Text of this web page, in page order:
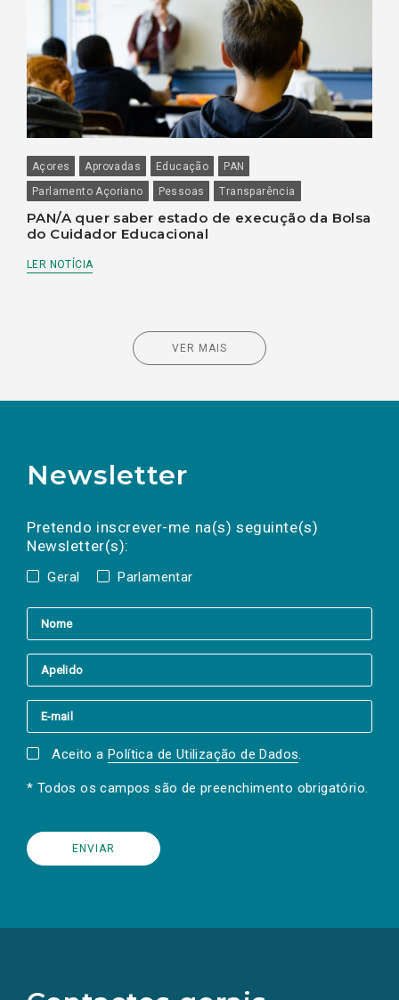
Açores Aprovadas Educação
PAN
Parlamento Açoriano
Pessoas Transparência
PAN/A quer saber estado de execução da Bolsa
do Cuidador Educacional
LER NOTÍCIA
VER MAIS
Newsletter
Pretendo inscrever-me na(s) seguinte(s)
Newsletter(s):
Geral Parlamentar
a(s) newsletter(s).
mail
Aceito a Política de Utilização de Dados.
* Todos os campos são de preenchimento obrigatório.